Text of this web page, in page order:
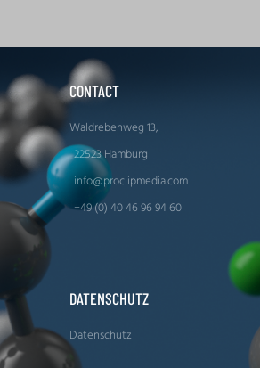
CONTACT
Waldrebenweg 13,
22523 Hamburg
info@proclipmedia.com
+49 (0) 40 46 96 94 60
DATENSCHUTZ
Datenschutz